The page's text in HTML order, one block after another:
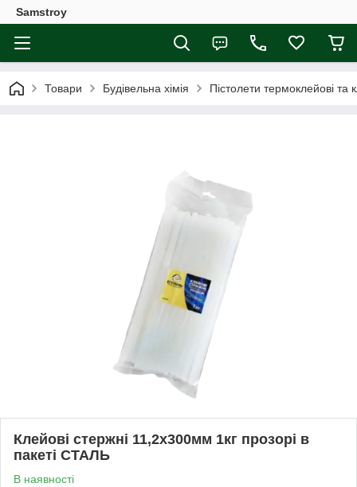
Samstroy
Товари Будівельна хімія Пістолети термоклейові та
Клейові стержні 11,2х300мм 1кг прозорі в
пакеті СТАЛЬ
В наявності